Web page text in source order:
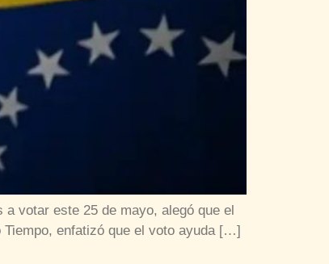
votar este 25 de mayo, alegó que el
Tiempo, enfatizó que el voto ayuda […]